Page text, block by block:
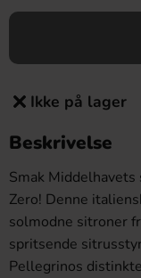
Ikke på lager
Beskrivelse
Smak
Zero! Denne
solmodne sitroner
spritsende
Pellegrinos